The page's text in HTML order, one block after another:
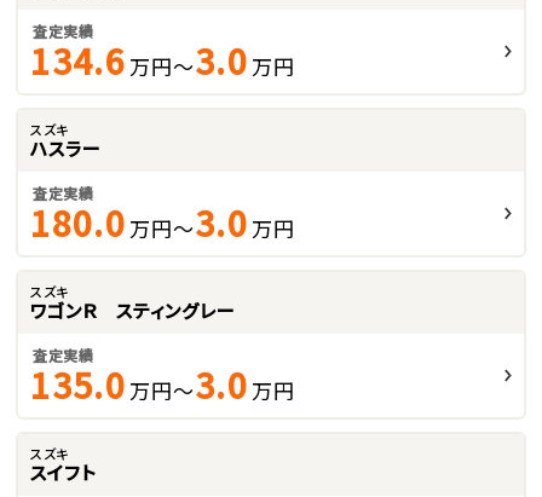
査定実績
134.6 万円～3.0 万円
スズキ
ハスラー
査定実績
180.0 万円～3.0 万円
スズキ
ワゴンＲ スティングレー
査定実績
135.0 万円～3.0 万円
スズキ
スイフト